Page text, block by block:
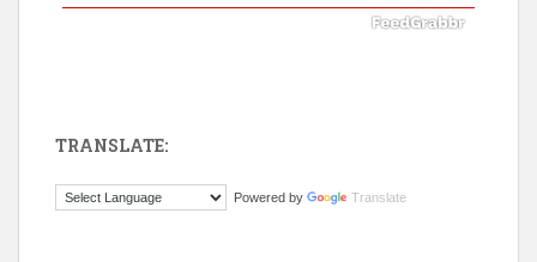
Este gato macho ha aparecido en la calle hace menos de un mes,
TRANSLATE:
Powered by Translate